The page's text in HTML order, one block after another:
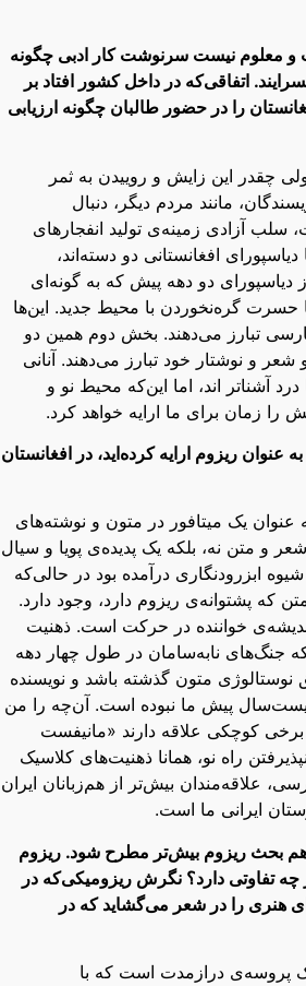
و معلوم نیست سرنوشت کار ادبی چگونه
اتفاقی‌که در داخل کشور افتاد بر
را در حضور طالبان چگونه ارزیابی
چقدر این زایش و روییدن به ثمر
مانند مردم دیگر، دنبال
آزادی زمینه‌ی تولید انفجارهای
افغانستانی دو دسته‌اند،
دیاسپورای دو‌ دهه پیش که به گونه‌ای
حسرت گره‌نخوردن با محیط جدید. این‌ها
تبارز می‌دهند. بخش دوم همین دو
و نوشتار خود تبارز می‌دهند. آنانی
آشناتر اند، اما این‌که محیط نو و
را زمان برای ما ارایه خواهد کرد.
ریزوم ارایه کرده‌اید، در افغانستان
عنوان یک میتافور در متون و نوشته‌های
و متن نه، بلکه یک پدیده‌ی پویا و سیال
ابزرودنگاری درآمده بود در حالی‌که
پشتوانه‌ی ریزوم دارد، وجود دارد.
خواننده در حرکت است. ذهنیت
جنگ‌های نابه‌سامان در طول چهار دهه
نوستالوژی متون گذشته باشد و نویسنده
بیست‌سال پیش ما نبوده است. آن‌چه را من
برخی کوچکی علاقه دارند «مانیفست
راه نو، همانا ذهنیت‌های کلاسیک
علاقه‌مندان بیش‌تر از هم‌زبانان ایران
ایرانی ما است.
بحث ریزوم بیش‌تر مطرح شود. ریزوم
تفاوتی دارد؟ نگرش ریزومیکی‌که در
هنری را در شعر می‌گشاید که در
پر‌وسه‌ی درازمدت است که با